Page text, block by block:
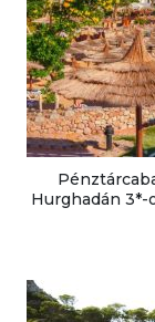
Hurghadán 3*-